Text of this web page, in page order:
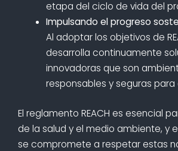
etapa del ciclo de vida del
Impulsando el progreso
Al adoptar los objetivos de
desarrolla continuamente
innovadoras que son
responsables y seguras para
El reglamento REACH es esencial
de la salud y el medio ambiente, y
se compromete a respetar estas